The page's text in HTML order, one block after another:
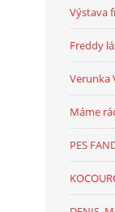
Výstava
Freddy
Verunka
Máme
PES